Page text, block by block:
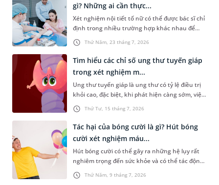
kiểm soát chặt chẽ, kết quả xét nghiệm mới
thực sự có giá trị trong phát hiện bệnh, hỗ trợ
chẩn đoán và theo dõi hiệu quả điều trị.
Thứ Năm, 23 tháng 7, 2026
gì? Những ai cần thực...
Xét nghiệm nội tiết tố nữ có thể được bác sĩ chỉ
định trong nhiều trường hợp khác nhau để
đánh giá về tình trạng sức khỏe của chị em, đặc
biệt là sức khỏe sinh sản. Vậy loại xét nghiệm
này bao gồm những gì? Những ai cần xét
Thứ Tư, 15 tháng 7, 2026
Tìm hiểu các chỉ số ung thư tuyến giáp
trong xét nghiệm m...
Ung thư tuyến giáp là ung thư có tỷ lệ điều trị
khỏi cao, đặc biệt, khi phát hiện càng sớm, việc
chữa trị sẽ càng hiệu quả. Do đó, việc tầm soát
định kỳ hoặc ngay khi có biểu hiện bất thường
là rất cần thiết. Vậy những chỉ số ung thư
tuyến giáp trong xét nghiệm máu nào cần được
quan tâm và người bệnh cần lưu ý điều gì?
Thứ Năm, 9 tháng 7, 2026
Tác hại của bóng cười là gì? Hút bóng
cười xét nghiệm máu...
Hút bóng cười có thể gây ra những hệ lụy rất
nghiêm trọng đến sức khỏe và có thể tác động
tiêu cực đến đời sống xã hội. Trong đó, một vấn
đề được nhiều người quan tâm là “hút bóng